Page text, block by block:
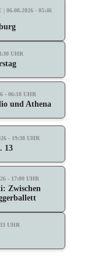
06.08.2026 - 05:46
UHR
- 06:18 UHR
und Athena
- 19:38 UHR
13
- 17:00 UHR
Zwischen
UHR